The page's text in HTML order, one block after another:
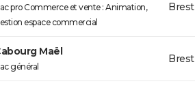
pro Commerce et vente : Animation,
espace commercial
Brest
Maël
général
Brest